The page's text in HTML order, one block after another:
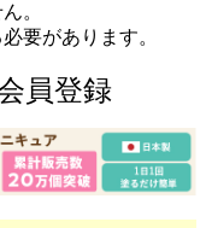
。
要があります。
員登録